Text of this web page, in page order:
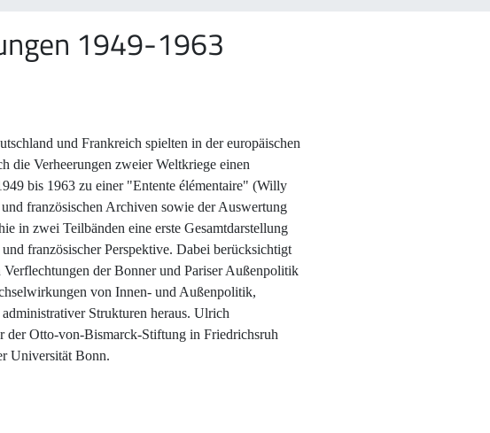
1949-1963
und Frankreich spielten in der europäischen
die Verheerungen zweier Weltkriege einen
bis 1963 zu einer "Entente élémentaire" (Willy
französischen Archiven sowie der Auswertung
in zwei Teilbänden eine erste Gesamtdarstellung
französischer Perspektive. Dabei berücksichtigt
der Bonner und Pariser Außenpolitik
von Innen- und Außenpolitik,
Strukturen heraus. Ulrich
der Otto-von-Bismarck-Stiftung in Friedrichsruh
Universität Bonn.